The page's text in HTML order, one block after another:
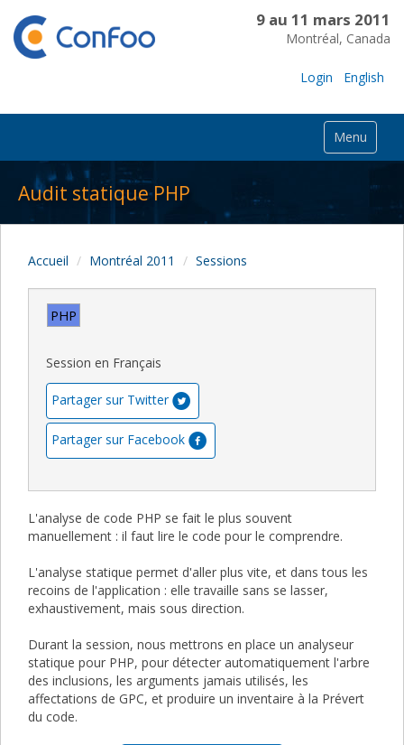
9 au 11 mars 2011
Montréal, Canada
Login English
Menu
Audit statique PHP
Accueil Montréal 2011 Sessions
PHP
Session en Français
Partager sur Twitter
Partager sur Facebook
L'analyse de code PHP se fait le plus souvent
manuellement : il faut lire le code pour le comprendre.
L'analyse statique permet d'aller plus vite, et dans tous les
recoins de l'application : elle travaille sans se lasser,
exhaustivement, mais sous direction.
Durant la session, nous mettrons en place un analyseur
statique pour PHP, pour détecter automatiquement l'arbre
des inclusions, les arguments jamais utilisés, les
affectations de GPC, et produire un inventaire à la Prévert
du code.